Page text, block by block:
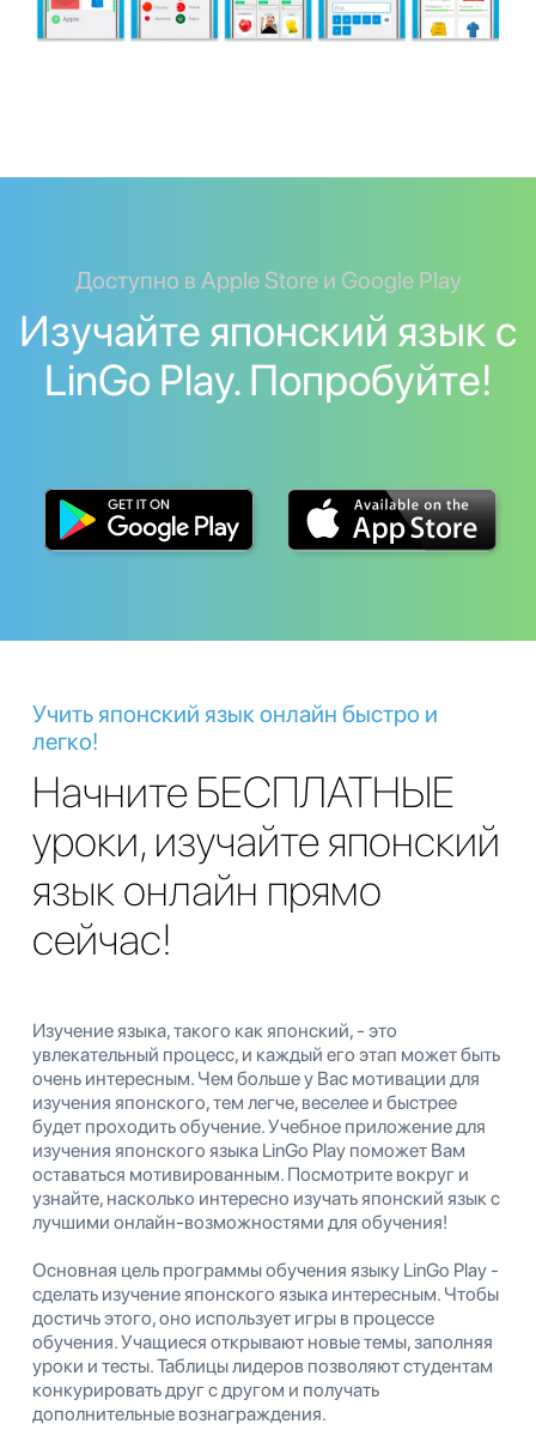
Доступно в Apple Store и Google Play
Изучайте японский язык с
LinGo Play. Попробуйте!
Учить японский язык онлайн быстро и
легко!
Начните БЕСПЛАТНЫЕ
уроки, изучайте японский
язык онлайн прямо
сейчас!
Изучение языка, такого как японский, - это
увлекательный процесс, и каждый его этап может быть
очень интересным. Чем больше у Вас мотивации для
изучения японского, тем легче, веселее и быстрее
будет проходить обучение. Учебное приложение для
изучения японского языка LinGo Play поможет Вам
оставаться мотивированным. Посмотрите вокруг и
узнайте, насколько интересно изучать японский язык с
лучшими онлайн-возможностями для обучения!
Основная цель программы обучения языку LinGo Play -
сделать изучение японского языка интересным. Чтобы
достичь этого, оно использует игры в процессе
обучения. Учащиеся открывают новые темы, заполняя
уроки и тесты. Таблицы лидеров позволяют студентам
конкурировать друг с другом и получать
дополнительные вознаграждения.